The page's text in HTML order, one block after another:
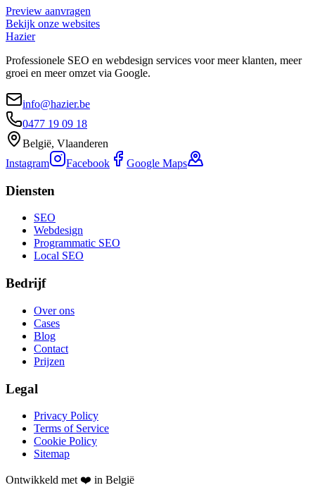
Preview aanvragen
Bekijk onze websites
Hazier
Professionele SEO en webdesign services voor meer klanten, meer
groei en meer omzet via Google.
info@hazier.be
0477 19 09 18
België, Vlaanderen
Instagram
Facebook Google Maps
Diensten
SEO
Webdesign
Programmatic SEO
Local SEO
Bedrijf
Over ons
Cases
Blog
Contact
Prijzen
Legal
Privacy Policy
Terms of Service
Cookie Policy
Sitemap
Ontwikkeld met ❤️ in België